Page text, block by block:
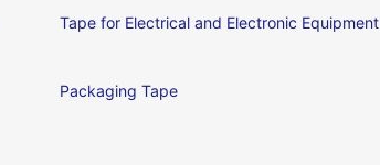
Tape for Electrical and Electronic Equipment
Packaging Tape